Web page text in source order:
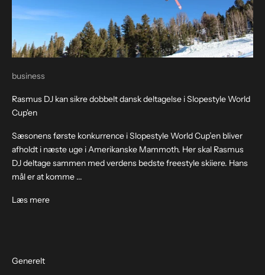
business
Rasmus DJ kan sikre dobbelt dansk deltagelse i Slopestyle World
Cup'en
Sæsonens første konkurrence i Slopestyle World Cup’en bliver
afholdt i næste uge i Amerikanske Mammoth. Her skal Rasmus
DJ deltage sammen med verdens bedste freestyle skiiere. Hans
mål er at komme ...
Læs mere
Generelt